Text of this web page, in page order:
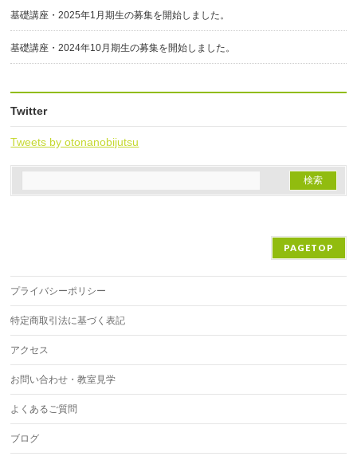
基礎講座・2025年1月期生の募集を開始しました。
基礎講座・2024年10月期生の募集を開始しました。
Twitter
Tweets by otonanobijutsu
PAGETOP
プライバシーポリシー
特定商取引法に基づく表記
アクセス
お問い合わせ・教室見学
よくあるご質問
ブログ